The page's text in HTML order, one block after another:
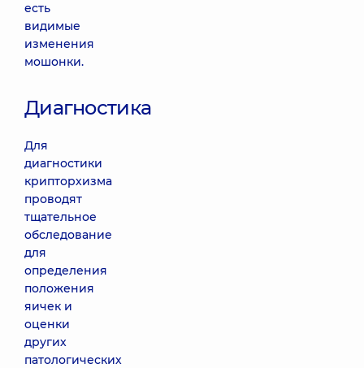
есть
видимые
изменения
мошонки.
Диагностика
Для
диагностики
крипторхизма
проводят
тщательное
обследование
для
определения
положения
яичек и
оценки
других
патологических